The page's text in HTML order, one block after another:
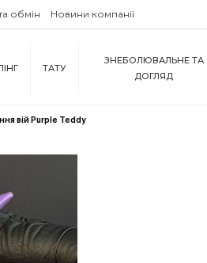
обмін Новини компанії
ТАТУ
ЗНЕБОЛЮВАЛЬНЕ ТА
ДОГЛЯД
вій Purple Teddy